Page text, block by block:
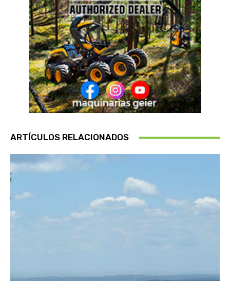
ARTÍCULOS RELACIONADOS